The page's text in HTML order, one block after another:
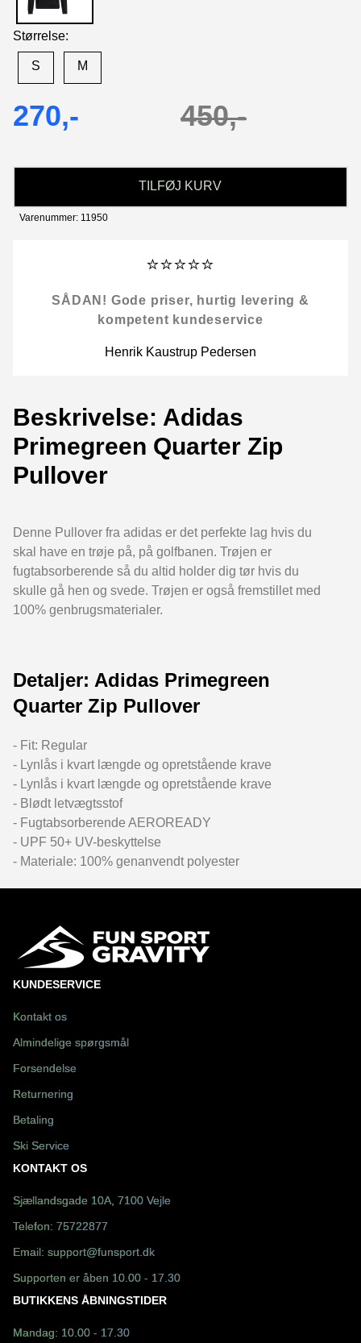
Størrelse:
S M
270,- 450,-
TILFØJ KURV
Varenummer: 11950
⭐⭐⭐⭐⭐
SÅDAN! Gode priser, hurtig levering &
kompetent kundeservice
Henrik Kaustrup Pedersen
Beskrivelse: Adidas
Primegreen Quarter Zip
Pullover
Denne Pullover fra adidas er det perfekte lag hvis du
skal have en trøje på, på golfbanen. Trøjen er
fugtabsorberende så du altid holder dig tør hvis du
skulle gå hen og svede. Trøjen er også fremstillet med
100% genbrugsmaterialer.
Detaljer: Adidas Primegreen
Quarter Zip Pullover
- Fit: Regular
- Lynlås i kvart længde og opretstående krave
- Lynlås i kvart længde og opretstående krave
- Blødt letvægtsstof
- Fugtabsorberende AEROREADY
- UPF 50+ UV-beskyttelse
- Materiale: 100% genanvendt polyester
KUNDESERVICE
Kontakt os
Almindelige spørgsmål
Forsendelse
Returnering
Betaling
Ski Service
KONTAKT OS
Sjællandsgade 10A, 7100 Vejle
Telefon: 75722877
Email: support@funsport.dk
Supporten er åben 10.00 - 17.30
BUTIKKENS ÅBNINGSTIDER
Mandag: 10.00 - 17.30